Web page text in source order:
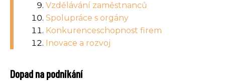
Vzdělávání zaměstnanců
Spolupráce s orgány
Konkurenceschopnost firem
Inovace a rozvoj
Dopad na podnikání